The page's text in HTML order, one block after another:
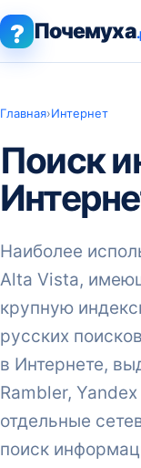
? Почемуха
Главная›Интернет
Поиск
Наиболее
Alta Vista,
крупную
русских
в Интернете,
Rambler,
отдельные
поиск